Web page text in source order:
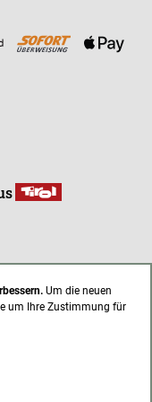
Um die neuen
um Ihre Zustimmung für
zzgl. Versandkosten
Reserved